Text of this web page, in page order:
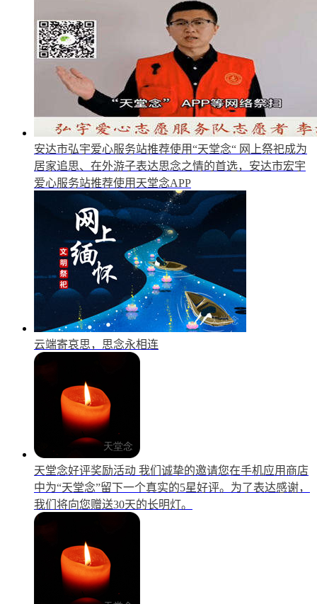
安达市弘宇爱心服务站推荐使用“天堂念“ 网上祭祀成为
居家追思、在外游子表达思念之情的首选，安达市宏宇
爱心服务站推荐使用天堂念APP
云端寄哀思，思念永相连
天堂念好评奖励活动 我们诚挚的邀请您在手机应用商店
中为“天堂念”留下一个真实的5星好评。为了表达感谢，
我们将向您赠送30天的长明灯。